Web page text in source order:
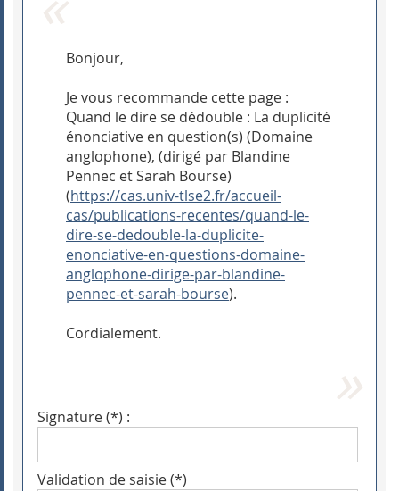
Bonjour,
Je vous recommande cette page :
Quand le dire se dédouble : La duplicité
énonciative en question(s) (Domaine
anglophone), (dirigé par Blandine
Pennec et Sarah Bourse)
(https://cas.univ-tlse2.fr/accueil-
cas/publications-recentes/quand-le-
dire-se-dedouble-la-duplicite-
enonciative-en-questions-domaine-
anglophone-dirige-par-blandine-
pennec-et-sarah-bourse).
Cordialement.
Signature (*) :
Validation de saisie (*)